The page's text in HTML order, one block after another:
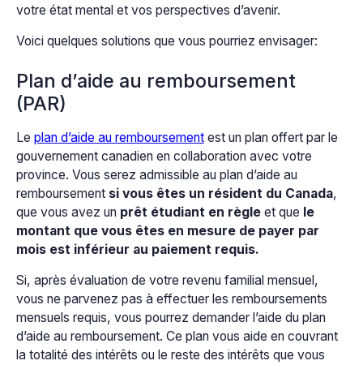
votre état mental et vos perspectives d’avenir.
Voici quelques solutions que vous pourriez envisager:
Plan d’aide au remboursement
(PAR)
Le plan d’aide au remboursementest un plan offert par le
gouvernement canadien en collaboration avec votre
province. Vous serez admissible au plan d’aide au
remboursementsi vous êtes un résident du Canada,
que vous avez un prêt étudiant en règleet que le
montant que vous êtes en mesure de payer par
mois est inférieur au paiement requis.
Si, après évaluation de votre revenu familial mensuel,
vous ne parvenez pas à effectuer les remboursements
mensuels requis, vous pourrez demander l’aide du plan
d’aide au remboursement. Ce plan vous aide en couvrant
la totalité des intérêts ou le reste des intérêts que vous